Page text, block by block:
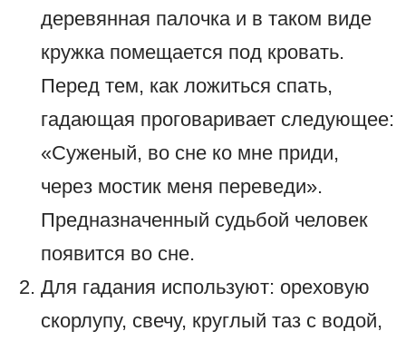
деревянная палочка и в таком виде
кружка помещается под кровать.
Перед тем, как ложиться спать,
гадающая проговаривает следующее:
«Суженый, во сне ко мне приди,
через мостик меня переведи».
Предназначенный судьбой человек
появится во сне.
Для гадания используют: ореховую
скорлупу, свечу, круглый таз с водой,